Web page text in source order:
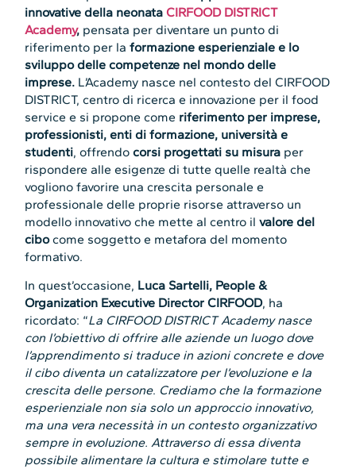
innovative della neonataCIRFOOD DISTRICT
Academy, pensata per diventare un punto di
riferimento per laformazione esperienziale e lo
sviluppo delle competenze nel mondo delle
imprese. L’Academy nasce nel contesto del CIRFOOD
DISTRICT, centro di ricerca e innovazione per il food
service e si propone come riferimento per imprese,
professionisti, enti di formazione, università e
studenti, offrendocorsi progettati su misura per
rispondere alle esigenze di tutte quelle realtà che
vogliono favorire una crescita personale e
professionale delle proprie risorse attraverso un
modello innovativo che mette al centro ilvalore del
cibocome soggetto e metafora del momento
formativo.
In quest’occasione, Luca Sartelli, People &
Organization Executive Director CIRFOOD, ha
ricordato: “La CIRFOOD DISTRICT Academy nasce
con l’obiettivo di offrire alle aziende un luogo dove
l’apprendimento si traduce in azioni concrete e dove
il cibo diventa un catalizzatore per l’evoluzione e la
crescita delle persone. Crediamo che la formazione
esperienziale non sia solo un approccio innovativo,
ma una vera necessità in un contesto organizzativo
sempre in evoluzione. Attraverso di essa diventa
possibile alimentare la cultura e stimolare tutte e